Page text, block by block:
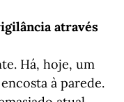
através
Há, hoje, um
à parede.